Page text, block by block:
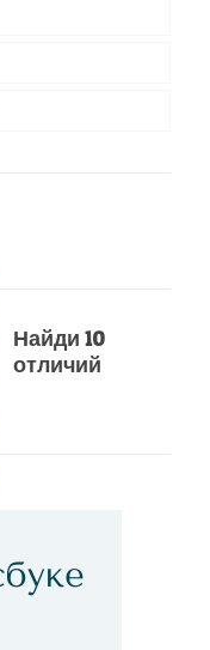
Найди 10
отличий